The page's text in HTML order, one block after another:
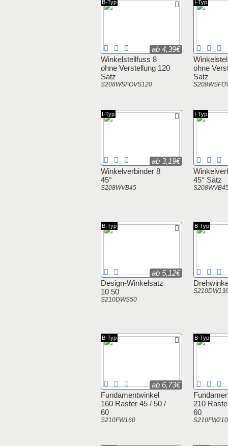
Winkelstellfuss 8
ohne Verstellung 120
Satz
S208WSFOVS120
ab 4,39€
B-Typ
ohne
Satz
I-Typ
Winkelverbinder 8
45°
S208WVB45
ab 3,19€
I-Typ
45° Satz
I-Typ
Design-Winkelsatz
10 50
S210DWS50
ab 5,12€
B-Typ B-Typ
Fundamentwinkel
160 Raster 45 / 50 /
60
S210FW160
ab 6,73€
B-Typ
210
60
S210FW210
B-Typ